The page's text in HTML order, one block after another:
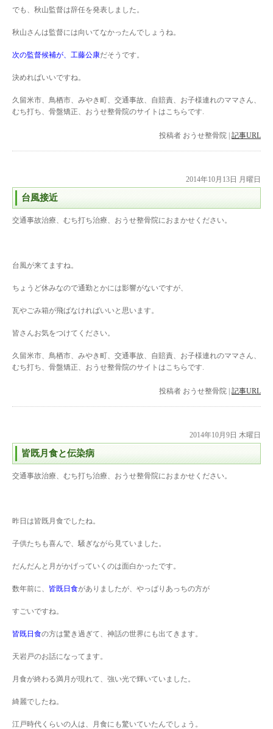
でも、秋山監督は辞任を発表しました。
秋山さんは監督には向いてなかったんでしょうね。
次の監督候補が、工藤公康だそうです。
決めればいいですね。
久留米市、鳥栖市、みやき町、交通事故、自賠責、お子様連れのママさん、
むち打ち、骨盤矯正、おうせ整骨院のサイトはこちらです.
投稿者 おうせ整骨院 | 記事URL
2014年10月13日 月曜日
台風接近
交通事故治療、むち打ち治療、おうせ整骨院におまかせください。
台風が来てますね。
ちょうど休みなので通勤とかには影響がないですが、
瓦やごみ箱が飛ばなければいいと思います。
皆さんお気をつけてください。
久留米市、鳥栖市、みやき町、交通事故、自賠責、お子様連れのママさん、
むち打ち、骨盤矯正、おうせ整骨院のサイトはこちらです.
投稿者 おうせ整骨院 | 記事URL
2014年10月9日 木曜日
皆既月食と伝染病
交通事故治療、むち打ち治療、おうせ整骨院におまかせください。
昨日は皆既月食でしたね。
子供たちも喜んで、騒ぎながら見ていました。
だんだんと月がかげっていくのは面白かったです。
数年前に、 皆既日食がありましたが、やっぱりあっちの方が
すごいですね。
皆既日食の方は驚き過ぎて、神話の世界にも出てきます。
天岩戸のお話になってます。
月食が終わる満月が現れて、強い光で輝いていました。
綺麗でしたね。
江戸時代くらいの人は、月食にも驚いていたんでしょう。